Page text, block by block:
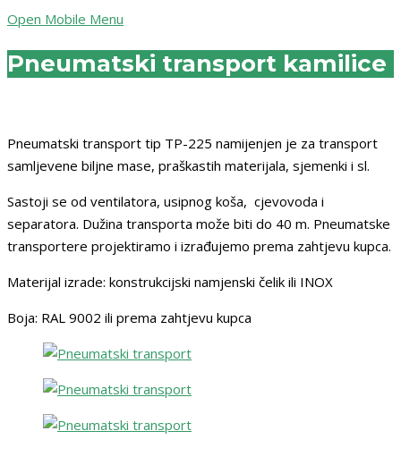
Open Mobile Menu
Pneumatski transport kamilice
Pneumatski transport tip TP-225 namijenjen je za transport
samljevene biljne mase, praškastih materijala, sjemenki i sl.
Sastoji se od ventilatora, usipnog koša, cjevovoda i
separatora. Dužina transporta može biti do 40 m. Pneumatske
transportere projektiramo i izrađujemo prema zahtjevu kupca.
Materijal izrade: konstrukcijski namjenski čelik ili INOX
Boja: RAL 9002 ili prema zahtjevu kupca